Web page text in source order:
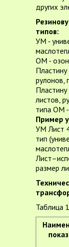
других
типов:
УМ -
ОМ -
рулонов,
листов,
типа ОМ -
Пример
УМ Лист
тип
размер
Таблица 1